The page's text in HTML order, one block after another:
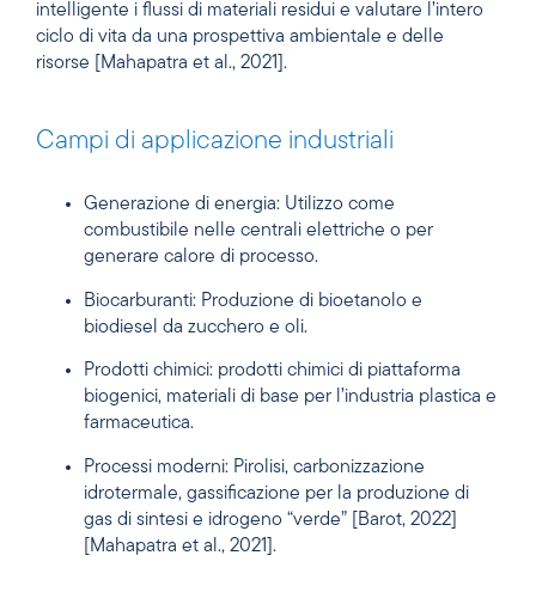
intelligente i flussi di materiali residui e valutare l’intero
ciclo di vita da una prospettiva ambientale e delle
risorse [Mahapatra et al., 2021].
Campi di applicazione industriali
Generazione di energia: Utilizzo come
combustibile nelle centrali elettriche o per
generare calore di processo.
Biocarburanti: Produzione di bioetanolo e
biodiesel da zucchero e oli.
Prodotti chimici: prodotti chimici di piattaforma
biogenici, materiali di base per l’industria plastica e
farmaceutica.
Processi moderni: Pirolisi, carbonizzazione
idrotermale, gassificazione per la produzione di
gas di sintesi e idrogeno “verde” [Barot, 2022]
[Mahapatra et al., 2021].